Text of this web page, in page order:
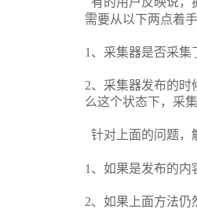
需要从以下两点着手
1 、采集器是否采集
2、采集器发布的时
么这个状态下，采
针对上面的问题，
1 、如果是发布的内
2、如果上面方法仍